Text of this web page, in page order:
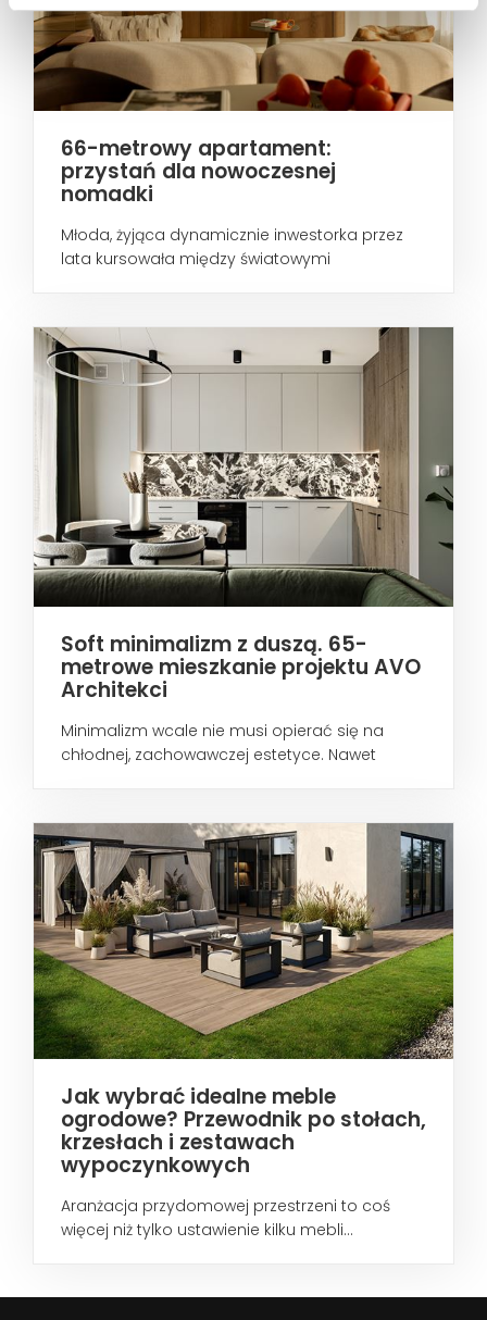
66-metrowy apartament:
przystań dla nowoczesnej
nomadki
Młoda, żyjąca dynamicznie inwestorka przez
lata kursowała między światowymi
Soft minimalizm z duszą. 65-
metrowe mieszkanie projektu AVO
Architekci
Minimalizm wcale nie musi opierać się na
chłodnej, zachowawczej estetyce. Nawet
Jak wybrać idealne meble
ogrodowe? Przewodnik po stołach,
krzesłach i zestawach
wypoczynkowych
Aranżacja przydomowej przestrzeni to coś
więcej niż tylko ustawienie kilku mebli...